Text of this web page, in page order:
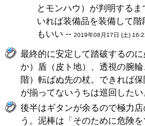
とモンハウ）が判明する
いれば装備品を装備して
もいい --2019年08月17日 (土)
最終的に安定して踏破するの
か）盾（皮ト地）、透視の腕
階）転ばぬ先の杖。できれば
が揃ってないうちは巡回した
後半はギタンが余るので極力店
う。泥棒は「そのために危険